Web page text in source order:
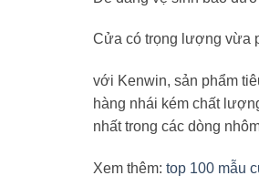
Cửa có trọng lượng vừa
với Kenwin, sản phẩm
hàng nhái kém chất
nhất trong các dòng
Xem thêm: top 100 mẫu